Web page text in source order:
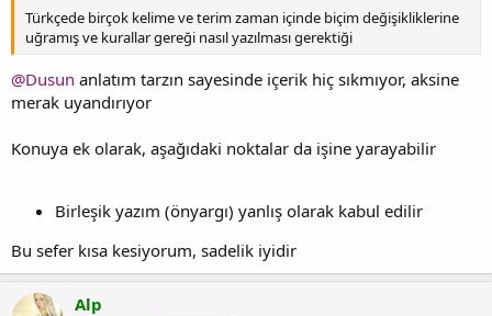
Türkçede birçok kelime ve terim zaman içinde biçim değişikliklerine
uğramış ve kurallar gereği nasıl yazılması gerektiği
@Dusun anlatım tarzın sayesinde içerik hiç sıkmıyor, aksine
merak uyandırıyor
Konuya ek olarak, aşağıdaki noktalar da işine yarayabilir
Birleşik yazım (önyargı) yanlış olarak kabul edilir
Bu sefer kısa kesiyorum, sadelik iyidir
Alp